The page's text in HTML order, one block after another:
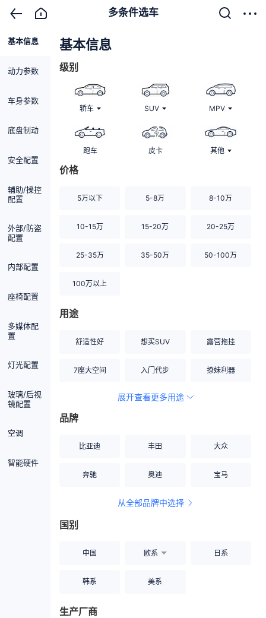
多条件选车
基本信息
动力参数
车身参数
底盘制动
安全配置
辅助/操控
配置
外部/防盗
配置
内部配置
座椅配置
多媒体配
置
灯光配置
玻璃/后视
镜配置
空调
智能硬件
基本信息
级别
轿车 SUV MPV
跑车 皮卡 其他
价格
5万以下 5-8万 8-10万
10-15万 15-20万 20-25万
25-35万 35-50万 50-100万
100万以上
用途
舒适性好 想买SUV 露营拖挂
7座大空间 入门代步 撩妹利器
空间宽敞
展开查看更多用途
品牌
比亚迪 丰田 大众
奔驰 奥迪 宝马
从全部品牌中选择
国别
中国 欧系 日系
韩系 美系
生产厂商